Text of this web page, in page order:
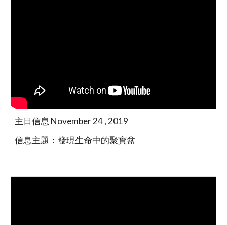
主日信息 November 24 , 2019
信息主題：發現生命中的聚寶盆